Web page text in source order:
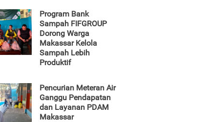
Program Bank
Sampah FIFGROUP
Dorong Warga
Makassar Kelola
Sampah Lebih
Produktif
Pencurian Meteran Air
Ganggu Pendapatan
dan Layanan PDAM
Makassar